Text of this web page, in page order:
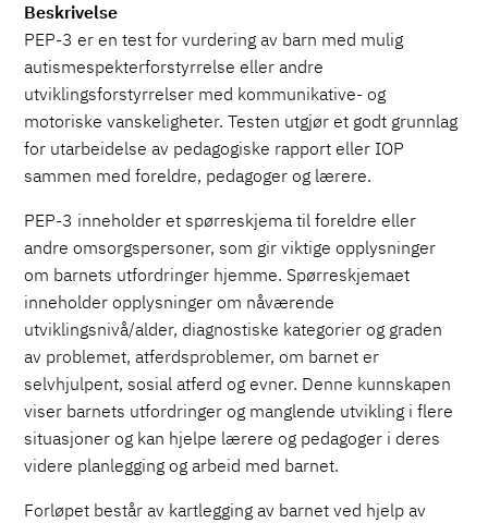
Beskrivelse
PEP-3 er en test for vurdering av barn med mulig
autismespekterforstyrrelse eller andre
utviklingsforstyrrelser med kommunikative- og
motoriske vanskeligheter. Testen utgjør et godt grunnlag
for utarbeidelse av pedagogiske rapport eller IOP
sammen med foreldre, pedagoger og lærere.
PEP-3 inneholder et spørreskjema til foreldre eller
andre omsorgspersoner, som gir viktige opplysninger
om barnets utfordringer hjemme. Spørreskjemaet
inneholder opplysninger om nåværende
utviklingsnivå/alder, diagnostiske kategorier og graden
av problemet, atferdsproblemer, om barnet er
selvhjulpent, sosial atferd og evner. Denne kunnskapen
viser barnets utfordringer og manglende utvikling i flere
situasjoner og kan hjelpe lærere og pedagoger i deres
videre planlegging og arbeid med barnet.
Forløpet består av kartlegging av barnet ved hjelp av